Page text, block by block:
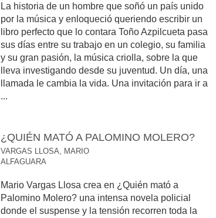
La historia de un hombre que soñó un país unido
por la música y enloqueció queriendo escribir un
libro perfecto que lo contara Toño Azpilcueta pasa
sus días entre su trabajo en un colegio, su familia
y su gran pasión, la música criolla, sobre la que
lleva investigando desde su juventud. Un día, una
llamada le cambia la vida. Una invitación para ir a
...
¿QUIÉN MATÓ A PALOMINO MOLERO?
VARGAS LLOSA, MARIO
ALFAGUARA
Mario Vargas Llosa crea en ¿Quién mató a
Palomino Molero? una intensa novela policial
donde el suspense y la tensión recorren toda la